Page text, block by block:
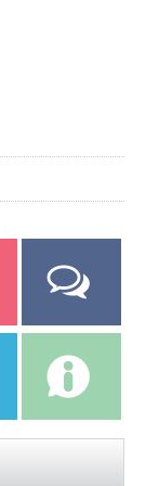
Fale Com a
Prefeitura